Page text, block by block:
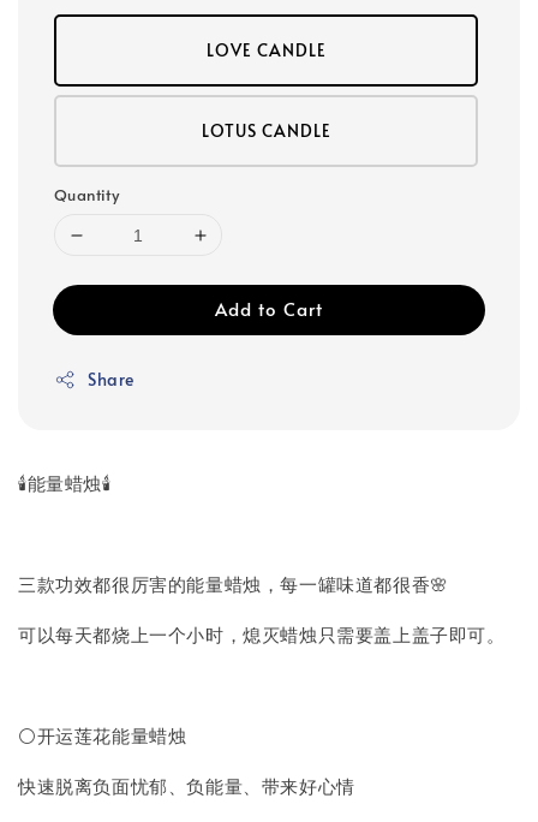
LOVE CANDLE
LOTUS CANDLE
Quantity
Add to Cart
Share
🕯️能量蜡烛🕯️
三款功效都很厉害的能量蜡烛，每一罐味道都很香🌸
可以每天都烧上一个小时，熄灭蜡烛只需要盖上盖子即可。
⚪开运莲花能量蜡烛
快速脱离负面忧郁、负能量、带来好心情